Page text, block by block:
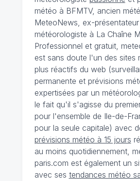
météo à BFMTV, ancien
MeteoNews, ex-
météorologiste à La Chaîne
Professionnel et gratuit,
est sans doute l'un des sites
plus réactifs du web
permanente et prévisions
expertisées par un
le fait qu'il s'agisse du
pour l'ensemble de Ile-de-
pour la seule capitale) avec
prévisions météo à 15 jours
au moins quotidiennement,
paris.com est également un
avec ses tendances météo